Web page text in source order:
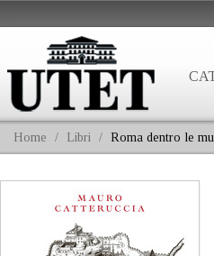
Home / Libri / Roma dentro le